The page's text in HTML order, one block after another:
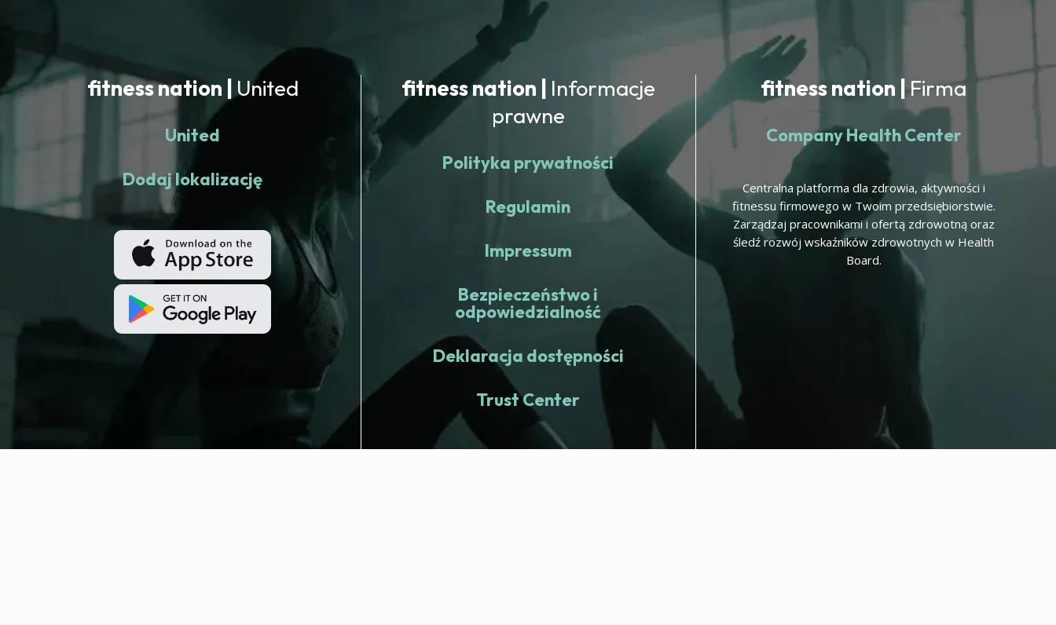
fitness nation | United
United
Dodaj lokalizację
fitness nation | Informacje
prawne
Polityka prywatności
Regulamin
Impressum
Bezpieczeństwo i
odpowiedzialność
Deklaracja dostępności
Trust Center
fitness nation |Firma
Company Health Center
Centralna platforma dla zdrowia, aktywności i
fitnessu firmowego w Twoim przedsiębiorstwie.
Zarządzaj pracownikami i ofertą zdrowotną oraz
śledź rozwój wskaźników zdrowotnych w Health
Board.